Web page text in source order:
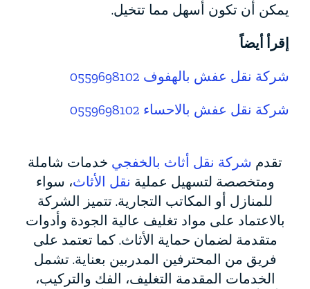
يمكن أن تكون أسهل مما تتخيل.
إقرأ أيضاً
شركة نقل عفش بالهفوف 0559698102
شركة نقل عفش بالاحساء 0559698102
تقدم شركة نقل أثاث بالخفجي خدمات شاملة
ومتخصصة لتسهيل عملية نقل الأثاث، سواء
للمنازل أو المكاتب التجارية. تتميز الشركة
بالاعتماد على مواد تغليف عالية الجودة وأدوات
متقدمة لضمان حماية الأثاث. كما تعتمد على
فريق من المحترفين المدربين بعناية. تشمل
الخدمات المقدمة التغليف، الفك والتركيب،